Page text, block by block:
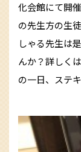
化会館にて開
の先生方の生
しゃる先生は
んか？詳しく
の一日、ステ